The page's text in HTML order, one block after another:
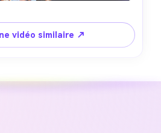
vidéo similaire ↗